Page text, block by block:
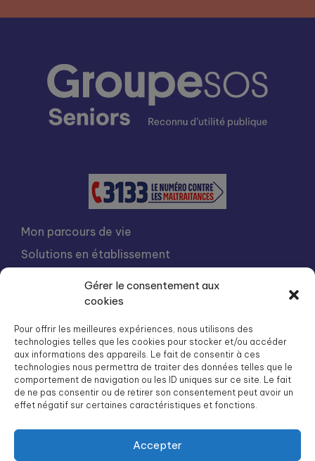
Gérer le consentement aux
cookies
Pour offrir les meilleures expériences, nous utilisons des
technologies telles que les cookies pour stocker et/ou accéder
aux informations des appareils. Le fait de consentir à ces
technologies nous permettra de traiter des données telles que le
comportement de navigation ou les ID uniques sur ce site. Le fait
de ne pas consentir ou de retirer son consentement peut avoir un
effet négatif sur certaines caractéristiques et fonctions.
Accepter
Mon parcours de vie
Solutions en établissement
Notre organisation
Préparer son admission
Facturation et aides
Nous rejoindre
Intégration
Liste des résidences Groupe SOS Seniors